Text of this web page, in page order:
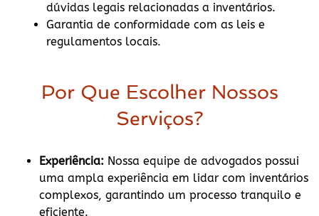
dúvidas legais relacionadas a inventários.
Garantia de conformidade com as leis e
regulamentos locais.
Por Que Escolher Nossos
Serviços?
Experiência: Nossa equipe de advogados possui
uma ampla experiência em lidar com inventários
complexos, garantindo um processo tranquilo e
eficiente.